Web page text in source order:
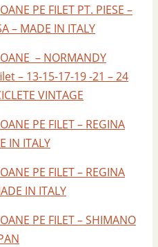
PE FILET PT. PIESE –
– MADE IN ITALY
– NORMANDY
– 13-15-17-19 -21 – 24
VINTAGE
PE FILET – REGINA
IN ITALY
PE FILET – REGINA
IN ITALY
PE FILET – SHIMANO